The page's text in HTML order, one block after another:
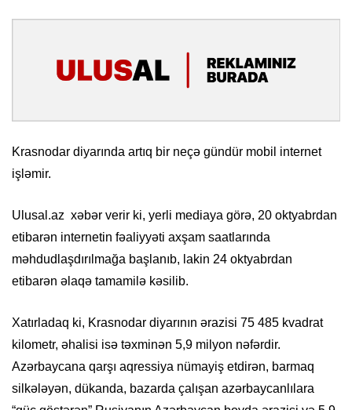
Krasnodar diyarında artıq bir neçə gündür mobil internet
işləmir.
Ulusal.az xəbər verir ki, yerli mediaya görə, 20 oktyabrdan
etibarən internetin fəaliyyəti axşam saatlarında
məhdudlaşdırılmağa başlanıb, lakin 24 oktyabrdan
etibarən əlaqə tamamilə kəsilib.
Xatırladaq ki, Krasnodar diyarının ərazisi 75 485 kvadrat
kilometr, əhalisi isə təxminən 5,9 milyon nəfərdir.
Azərbaycana qarşı aqressiya nümayiş etdirən, barmaq
silkələyən, dükanda, bazarda çalışan azərbaycanlılara